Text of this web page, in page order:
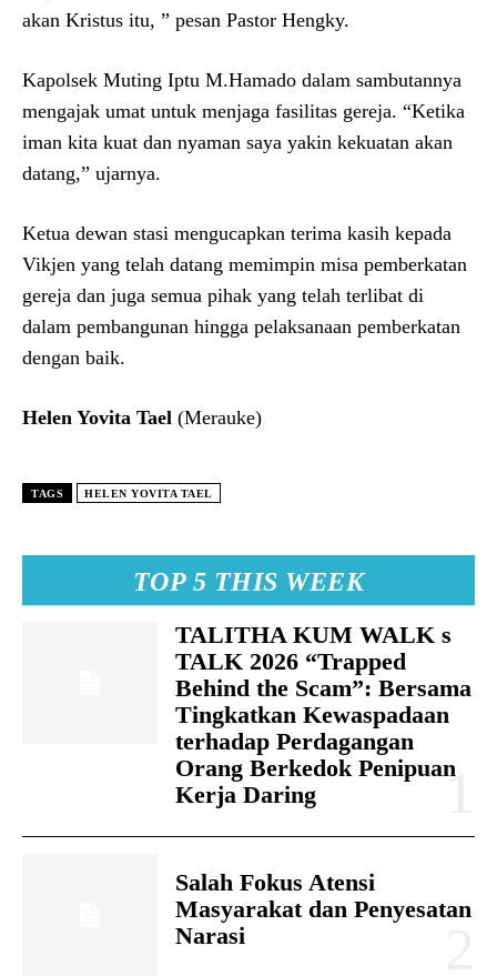
TOP 5 THIS WEEK
TALITHA KUM WALK s
TALK 2026 “Trapped
Behind the Scam”: Bersama
Tingkatkan Kewaspadaan
terhadap Perdagangan
Orang Berkedok Penipuan
Kerja Daring
Salah Fokus Atensi
Masyarakat dan Penyesatan
Narasi
akan Kristus itu, ” pesan Pastor Hengky.
Kapolsek Muting Iptu M.Hamado dalam sambutannya
mengajak umat untuk menjaga fasilitas gereja. “Ketika
iman kita kuat dan nyaman saya yakin kekuatan akan
datang,” ujarnya.
Ketua dewan stasi mengucapkan terima kasih kepada
Vikjen yang telah datang memimpin misa pemberkatan
gereja dan juga semua pihak yang telah terlibat di
dalam pembangunan hingga pelaksanaan pemberkatan
dengan baik.
Helen Yovita Tael (Merauke)
TAGS HELEN YOVITA TAEL